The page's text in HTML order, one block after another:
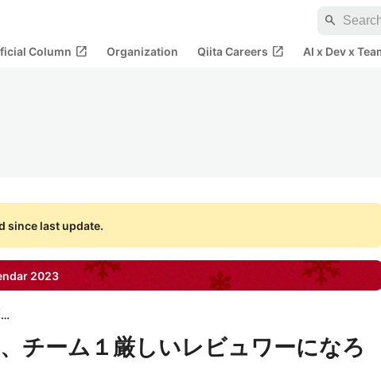
search
Column open_in_new Organization Qiita Careers open_in_new AI x Dev x
since last update.
2023
株式会社LITALICO
チーム１厳しいレビュワーになろ